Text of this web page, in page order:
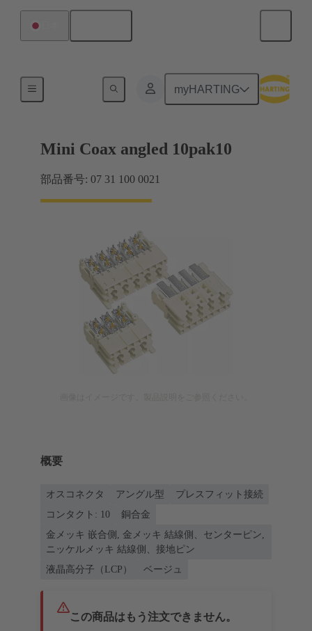
myHARTING
マザーボード ツー ドーターカード接続
Mini Coax angled 10pak10
部品番号: 07 31 100 0021
概要
オスコネクタ アングル型
プレスフィット接続
コンタクト: 10
銅合金
金メッキ 嵌合側, 金メッキ 結線側、センターピン,
ニッケルメッキ 結線側、接地ピン
液晶高分子（LCP）
ベージュ
この商品はもう注文できません。